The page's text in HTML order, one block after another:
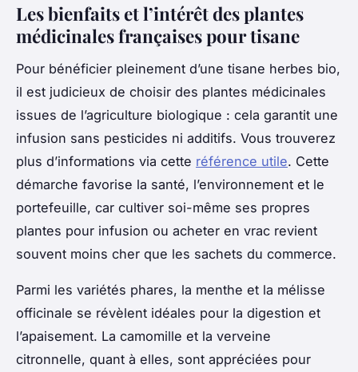
Les bienfaits et l’intérêt des plantes
médicinales françaises pour tisane
Pour bénéficier pleinement d’une tisane herbes bio,
il est judicieux de choisir des plantes médicinales
issues de l’agriculture biologique : cela garantit une
infusion sans pesticides ni additifs. Vous trouverez
plus d’informations via cette référence utile. Cette
démarche favorise la santé, l’environnement et le
portefeuille, car cultiver soi-même ses propres
plantes pour infusion ou acheter en vrac revient
souvent moins cher que les sachets du commerce.
Parmi les variétés phares, la menthe et la mélisse
officinale se révèlent idéales pour la digestion et
l’apaisement. La camomille et la verveine
citronnelle, quant à elles, sont appréciées pour